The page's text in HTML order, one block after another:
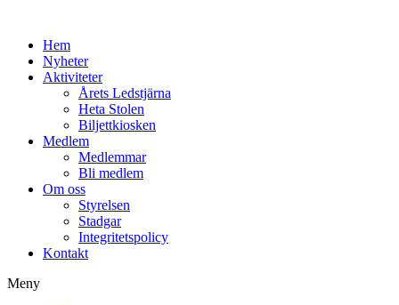
Hem
Nyheter
Aktiviteter
Årets Ledstjärna
Heta Stolen
Biljettkiosken
Medlem
Medlemmar
Bli medlem
Om oss
Styrelsen
Stadgar
Integritetspolicy
Kontakt
Meny